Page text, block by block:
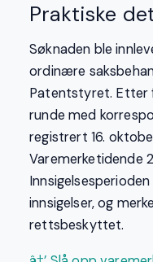
Praktiske
Søknaden ble
ordinære
Patentstyret. Etter
runde med
registrert 16.
Varemerketidende
innsigelser, og
rettsbeskyttet.